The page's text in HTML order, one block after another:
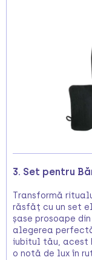
3. Set pentru
Transformă
răsfăț cu un set
șase prosoape
alegerea
iubitul tău, acest
o notă de lux în